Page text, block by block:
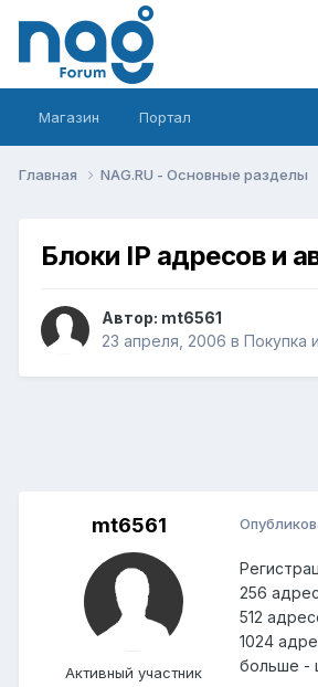
Магазин Портал
Главная NAG.RU - Основные разделы
Блоки IP адресов и
Автор: mt6561
23 апреля, 2006 в Покупка
mt6561
Активный участник
256
512
1024
больше -